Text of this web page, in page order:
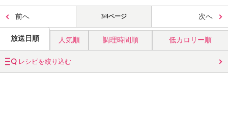
前へ 3/4ページ 次へ
放送日順 人気順 調理時間順 低カロリー順
レシピを絞り込む